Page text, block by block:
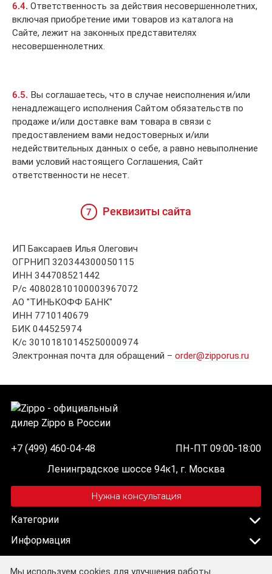
6.4. Ответственность за действия несовершеннолетних,
включая приобретение ими товаров из каталога на
Сайте, лежит на законных представителях
несовершеннолетних.
6.5. Вы соглашаетесь, что в случае неисполнения и/или
ненадлежащего исполнения Сайтом обязательств по
продаже и/или доставке вам товара в связи с
предоставлением вами недостоверных и/или
недействительных данных о себе, а равно невыполнение
вами условий настоящего Соглашения, Сайт
ответственности не несет.
7 Реквизиты сайта
ИП Баксараев Илья Олегович
ОГРНИП 320344300050115
ИНН 344708521442
Р/с 40802810100003967072
АО "ТИНЬКОФФ БАНК"
ИНН 7710140679
БИК 044525974
К/с 30101810145250000974
Электронная почта для обращений – order@zipporus.ru
+7 (499) 460-04-48
ПН-ПТ 09:00-18:00
Ленинградское шоссе 94к1, г. Москва
Нужна консультация
Категории
Информация
Мы используем cookies для улучшения работы